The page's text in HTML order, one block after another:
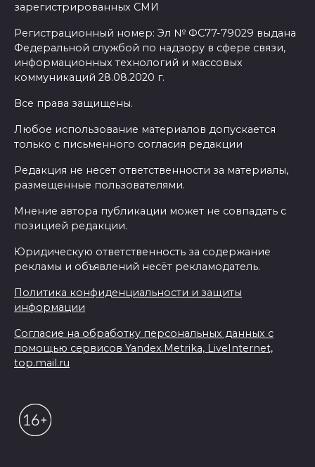
зарегистрированных СМИ
Регистрационный номер: Эл № ФС77-79029 выдана
Федеральной службой по надзору в сфере связи,
информационных технологий и массовых
коммуникаций 28.08.2020 г.
Все права защищены.
Любое использование материалов допускается
только с письменного согласия редакции
Редакция не несет ответственности за материалы,
размещенные пользователями.
Мнение автора публикации может не совпадать с
позицией редакции.
Юридическую ответственность за содержание
рекламы и объявлений несёт рекламодатель.
Политика конфиденциальности и защиты
информации
Согласие на обработку персональных данных с
помощью сервисов Yandex.Metrika, LiveInternet,
top.mail.ru